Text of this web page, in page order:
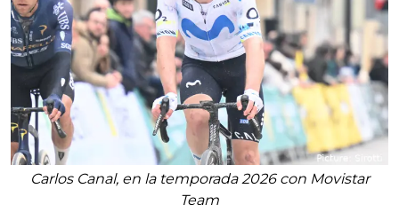
Carlos Canal, en la temporada 2026 con Movistar
Team